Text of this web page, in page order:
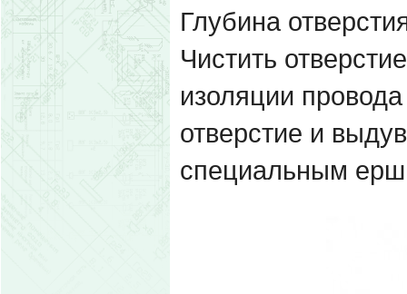
Глубина
Чистить
изоляции
отверстие и
специальным